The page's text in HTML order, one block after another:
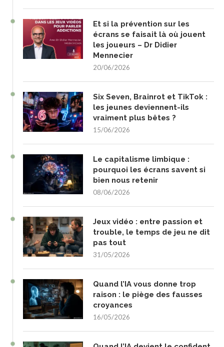
Et si la prévention sur les
écrans se faisait là où jouent
les joueurs – Dr Didier
Mennecier
20/06/2026
Six Seven, Brainrot et TikTok :
les jeunes deviennent-ils
vraiment plus bêtes ?
15/06/2026
Le capitalisme limbique :
pourquoi les écrans savent si
bien nous retenir
08/06/2026
Jeux vidéo : entre passion et
trouble, le temps de jeu ne dit
pas tout
31/05/2026
Quand l’IA vous donne trop
raison : le piège des fausses
croyances
16/05/2026